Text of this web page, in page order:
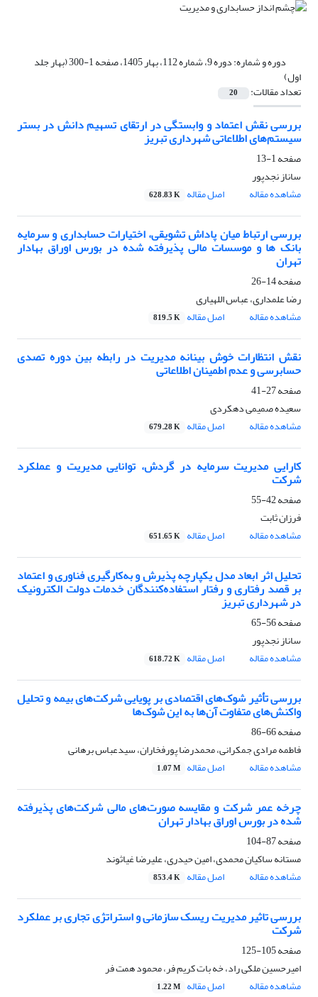
دوره و شماره: دوره 9، شماره 112، بهار 1405، صفحه 1-300 (بهار جلد
اول)
تعداد مقالات: 20
بررسی نقش اعتماد و وابستگی در ارتقای تسهیم دانش در بستر
سیستم‌های اطلاعاتی شهرداری تبریز
صفحه1-13
ساناز نجدپور
مشاهده مقاله
اصل مقاله 628.83 K
بررسی ارتباط میان پاداش تشویقی، اختیارات حسابداری و سرمایه
بانک ها و موسسات مالی پذیرفته شده در بورس اوراق بهادار
تهران
صفحه14-26
رضا علمداری، عباس اللهیاری
مشاهده مقاله
اصل مقاله 819.5 K
نقش انتظارات خوش بینانه مدیریت در رابطه بین دوره تصدی
حسابرسی و عدم اطمینان اطلاعاتی
صفحه27-41
سعیده صمیمی دهکردی
مشاهده مقاله
اصل مقاله 679.28 K
کارایی مدیریت سرمایه در گردش، توانایی مدیریت و عملکرد
شرکت
صفحه42-55
فرزان ثابت
مشاهده مقاله
اصل مقاله 651.65 K
تحلیل اثر ابعاد مدل یکپارچه پذیرش و به‌کارگیری فناوری و اعتماد
بر قصد رفتاری و رفتار استفاده‌کنندگان خدمات دولت الکترونیک
در شهرداری تبریز
صفحه56-65
ساناز نجدپور
مشاهده مقاله
اصل مقاله 618.72 K
بررسی تأثیر شوک‌های اقتصادی بر پویایی شرکت‌های بیمه و تحلیل
واکنش‌های متفاوت آن‌ها به این شوک‌ها
صفحه66-86
فاطمه مرادی جمکرانی، محمدرضا پورفخاران، سیدعباس برهانی
مشاهده مقاله
اصل مقاله 1.07 M
چرخه عمر شرکت و مقایسه صورت‌های مالی شرکت‌های پذیرفته
شده در بورس اوراق بهادار تهران
صفحه87-104
مستانه ساکیان محمدی، امین حیدری، علیرضا غیاثوند
مشاهده مقاله
اصل مقاله 853.4 K
بررسی تاثیر مدیریت ریسک سازمانی و استراتژی تجاری بر عملکرد
شرکت
صفحه105-125
امیرحسین ملکی راد، خه بات کریم فر، محمود همت فر
مشاهده مقاله
اصل مقاله 1.22 M